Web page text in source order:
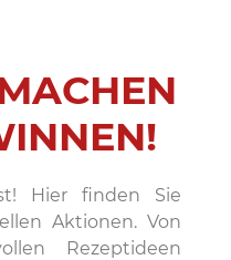
Hier finden Sie
Aktionen. Von
Rezeptideen